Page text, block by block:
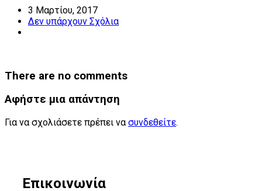
3 Μαρτίου, 2017
Δεν υπάρχουν Σχόλια
There are no comments
Αφήστε μια απάντηση
Για να σχολιάσετε πρέπει νασυνδεθείτε.
Επικοινωνία